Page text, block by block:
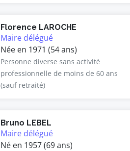
Florence LAROCHE
Maire délégué
Née en 1971 (54 ans)
Personne diverse sans activité
professionnelle de moins de 60 ans
(sauf retraité)
Bruno LEBEL
Maire délégué
Né en 1957 (69 ans)